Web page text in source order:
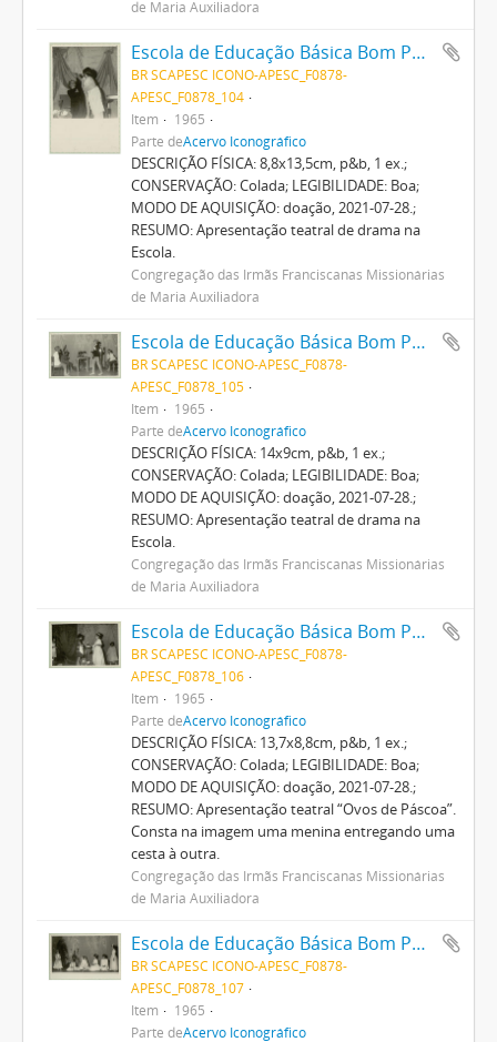
de Maria Auxiliadora
Escola de Educação Básica Bom Pastor
BR SCAPESC ICONO-APESC_F0878-
APESC_F0878_104
Item
1965
Parte deAcervo Iconográfico
DESCRIÇÃO FÍSICA: 8,8x13,5cm, p&b, 1 ex.;
CONSERVAÇÃO: Colada; LEGIBILIDADE: Boa;
MODO DE AQUISIÇÃO: doação, 2021-07-28.;
RESUMO: Apresentação teatral de drama na
Escola.
Congregação das Irmãs Franciscanas Missionárias
de Maria Auxiliadora
Escola de Educação Básica Bom Pastor
BR SCAPESC ICONO-APESC_F0878-
APESC_F0878_105
Item
1965
Parte deAcervo Iconográfico
DESCRIÇÃO FÍSICA: 14x9cm, p&b, 1 ex.;
CONSERVAÇÃO: Colada; LEGIBILIDADE: Boa;
MODO DE AQUISIÇÃO: doação, 2021-07-28.;
RESUMO: Apresentação teatral de drama na
Escola.
Congregação das Irmãs Franciscanas Missionárias
de Maria Auxiliadora
Escola de Educação Básica Bom Pastor
BR SCAPESC ICONO-APESC_F0878-
APESC_F0878_106
Item
1965
Parte deAcervo Iconográfico
DESCRIÇÃO FÍSICA: 13,7x8,8cm, p&b, 1 ex.;
CONSERVAÇÃO: Colada; LEGIBILIDADE: Boa;
MODO DE AQUISIÇÃO: doação, 2021-07-28.;
RESUMO: Apresentação teatral “Ovos de Páscoa”.
Consta na imagem uma menina entregando uma
cesta à outra.
Congregação das Irmãs Franciscanas Missionárias
de Maria Auxiliadora
Escola de Educação Básica Bom Pastor
BR SCAPESC ICONO-APESC_F0878-
APESC_F0878_107
Item
1965
Parte deAcervo Iconográfico